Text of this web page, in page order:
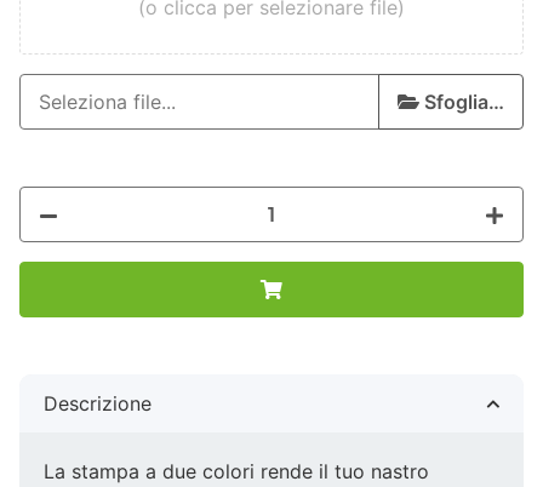
(o clicca per selezionare file)
Sfoglia…
Descrizione
La stampa a due colori rende il tuo nastro